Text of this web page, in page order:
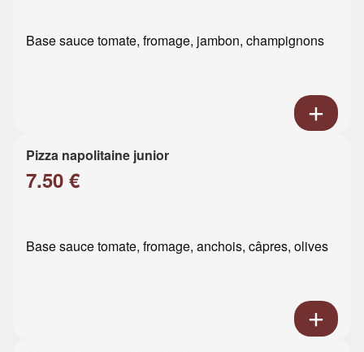
Base sauce tomate, fromage, jambon, champignons
Pizza napolitaine junior
7.50 €
Base sauce tomate, fromage, anchois, câpres, olives